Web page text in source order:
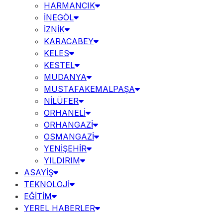
HARMANCIK
İNEGÖL
İZNİK
KARACABEY
KELES
KESTEL
MUDANYA
MUSTAFAKEMALPAŞA
NİLÜFER
ORHANELİ
ORHANGAZİ
OSMANGAZİ
YENİŞEHİR
YILDIRIM
ASAYİŞ
TEKNOLOJİ
EĞİTİM
YEREL HABERLER